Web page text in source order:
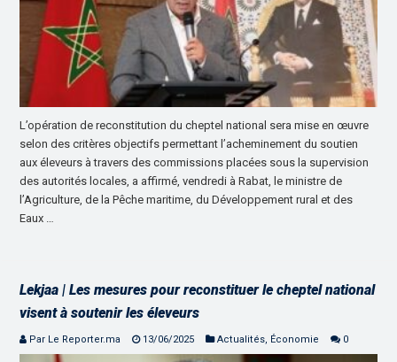
L’opération de reconstitution du cheptel national sera mise en œuvre
selon des critères objectifs permettant l’acheminement du soutien
aux éleveurs à travers des commissions placées sous la supervision
des autorités locales, a affirmé, vendredi à Rabat, le ministre de
l’Agriculture, de la Pêche maritime, du Développement rural et des
Eaux …
Lekjaa | Les mesures pour reconstituer le cheptel national
visent à soutenir les éleveurs
Par Le Reporter.ma 13/06/2025 Actualités, Économie 0